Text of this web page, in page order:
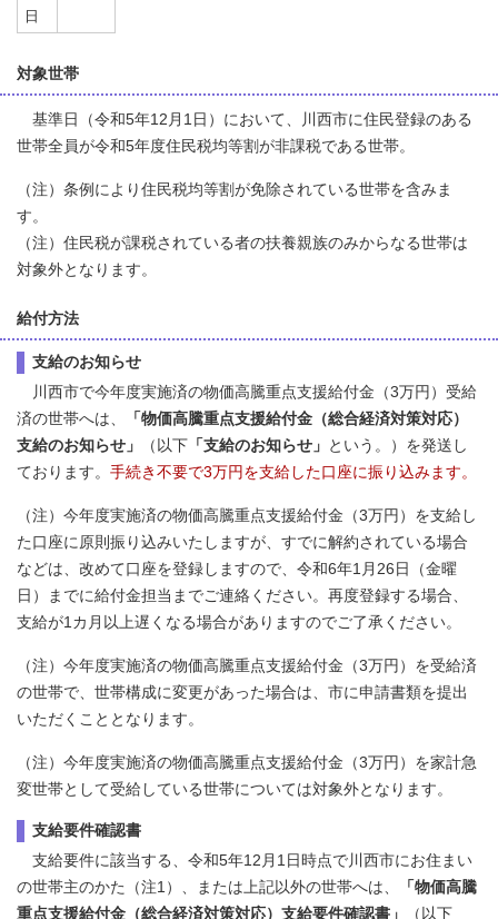
日
対象世帯
基準日（令和5年12月1日）において、川西市に住民登録のある
世帯全員が令和5年度住民税均等割が非課税である世帯。
（注）条例により住民税均等割が免除されている世帯を含みま
す。
（注）住民税が課税されている者の扶養親族のみからなる世帯は
対象外となります。
給付方法
支給のお知らせ
川西市で今年度実施済の物価高騰重点支援給付金（3万円）受給
済の世帯へは、
「物価高騰重点支援給付金（総合経済対策対応）
支給のお知らせ」
（以下 「支給のお知らせ」 という。）を発送し
ております。 手続き不要で3万円を支給した口座に振り込みます。
（注）今年度実施済の物価高騰重点支援給付金（3万円）を支給し
た口座に原則振り込みいたしますが、すでに解約されている場合
などは、改めて口座を登録しますので、令和6年1月26日（金曜
日）までに給付金担当までご連絡ください。再度登録する場合、
支給が1カ月以上遅くなる場合がありますのでご了承ください。
（注）今年度実施済の物価高騰重点支援給付金（3万円）を受給済
の世帯で、世帯構成に変更があった場合は、市に申請書類を提出
いただくこととなります。
（注）今年度実施済の物価高騰重点支援給付金（3万円）を家計急
変世帯として受給している世帯については対象外となります。
支給要件確認書
支給要件に該当する、令和5年12月1日時点で川西市にお住まい
の世帯主のかた（注1）、または上記以外の世帯へは、
「物価高騰
重点支援給付金（総合経済対策対応）支給要件確認書」
（以下